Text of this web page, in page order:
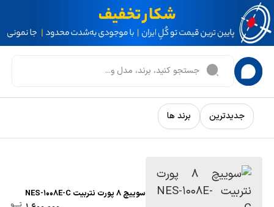
جدیدترین برند ها
سوییچ 8 پورت نتربیت NES-1008E-C